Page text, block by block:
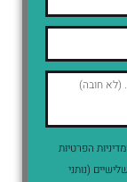
הפרטיות
(נותני